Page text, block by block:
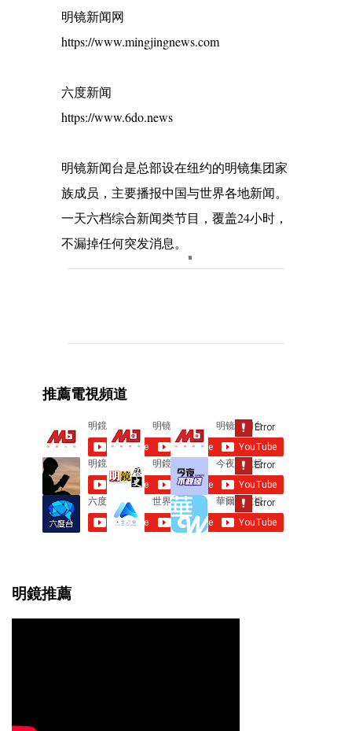
明镜新闻网
https://www.mingjingnews.com
六度新闻
https://www.6do.news
明镜新闻台是总部设在纽约的明镜集团家
族成员，主要播报中国与世界各地新闻。
一天六档综合新闻类节目，覆盖24小时，
不漏掉任何突发消息。
n
t
s
推薦電視頻道
明鏡推薦